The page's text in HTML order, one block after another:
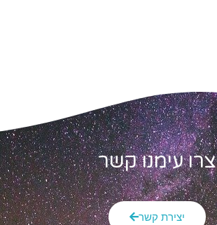
צרו עימנו קשר
יצירת קשר